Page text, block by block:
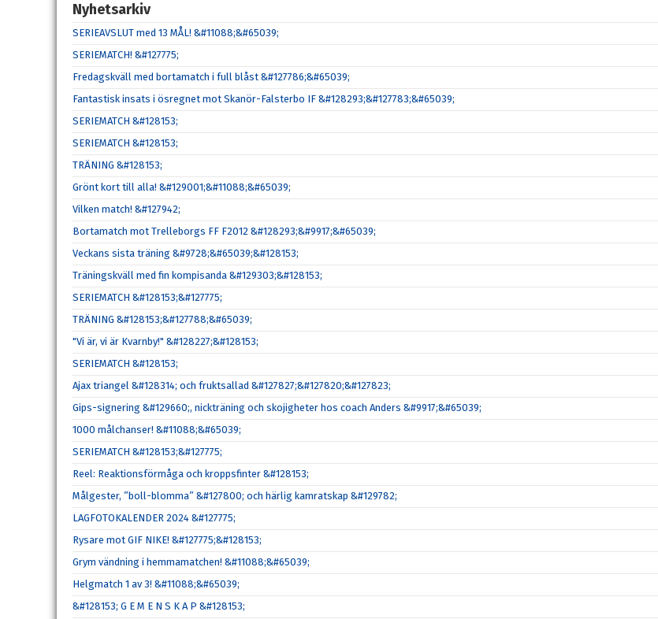
Nyhetsarkiv
SERIEAVSLUT med 13 MÅL! &#11088;&#65039;
SERIEMATCH! &#127775;
Fredagskväll med bortamatch i full blåst &#127786;&#65039;
Fantastisk insats i ösregnet mot Skanör-Falsterbo IF &#128293;&#127783;&#65039;
SERIEMATCH &#128153;
SERIEMATCH &#128153;
TRÄNING &#128153;
Grönt kort till alla! &#129001;&#11088;&#65039;
Vilken match! &#127942;
Bortamatch mot Trelleborgs FF F2012 &#128293;&#9917;&#65039;
Veckans sista träning &#9728;&#65039;&#128153;
Träningskväll med fin kompisanda &#129303;&#128153;
SERIEMATCH &#128153;&#127775;
TRÄNING &#128153;&#127788;&#65039;
"Vi är, vi är Kvarnby!" &#128227;&#128153;
SERIEMATCH &#128153;
Ajax triangel &#128314; och fruktsallad &#127827;&#127820;&#127823;
Gips-signering &#129660;, nickträning och skojigheter hos coach Anders &#9917;&#65039;
1000 målchanser! &#11088;&#65039;
SERIEMATCH &#128153;&#127775;
Reel: Reaktionsförmåga och kroppsfinter &#128153;
Målgester, ”boll-blomma” &#127800; och härlig kamratskap &#129782;
LAGFOTOKALENDER 2024 &#127775;
Rysare mot GIF NIKE! &#127775;&#128153;
Grym vändning i hemmamatchen! &#11088;&#65039;
Helgmatch 1 av 3! &#11088;&#65039;
&#128153; G E M E N S K A P &#128153;